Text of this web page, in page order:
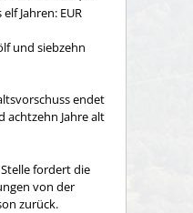
Jahren: EUR
und siebzehn
endet
achtzehn Jahre alt
fordert die
von der
zurück.